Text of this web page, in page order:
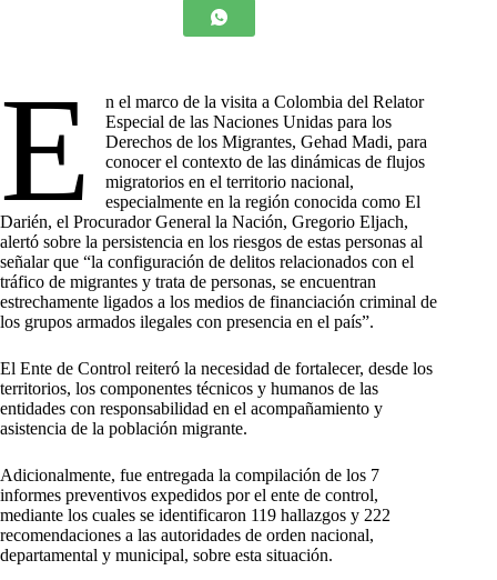
E
n el marco de la visita a Colombia del Relator
Especial de las Naciones Unidas para los
Derechos de los Migrantes, Gehad Madi, para
conocer el contexto de las dinámicas de flujos
migratorios en el territorio nacional,
especialmente en la región conocida como El
Darién, el Procurador General la Nación, Gregorio Eljach,
alertó sobre la persistencia en los riesgos de estas personas al
señalar que “la configuración de delitos relacionados con el
tráfico de migrantes y trata de personas, se encuentran
estrechamente ligados a los medios de financiación criminal de
los grupos armados ilegales con presencia en el país”.
El Ente de Control reiteró la necesidad de fortalecer, desde los
territorios, los componentes técnicos y humanos de las
entidades con responsabilidad en el acompañamiento y
asistencia de la población migrante.
Adicionalmente, fue entregada la compilación de los 7
informes preventivos expedidos por el ente de control,
mediante los cuales se identificaron 119 hallazgos y 222
recomendaciones a las autoridades de orden nacional,
departamental y municipal, sobre esta situación.